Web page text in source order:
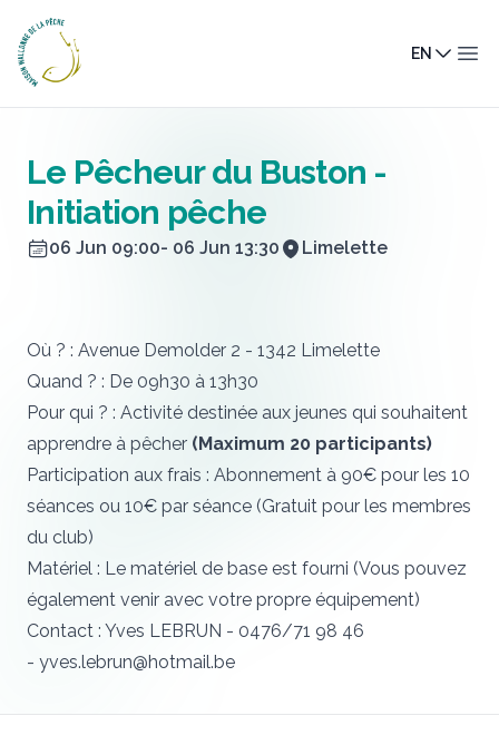
Maison Wallonne de la Pêche
EN
Le Pêcheur du Buston -
Initiation pêche
06 Jun 09:00- 06 Jun 13:30 Limelette
Où ? : Avenue Demolder 2 - 1342 Limelette
Quand ? : De 09h30 à 13h30
Pour qui ? : Activité destinée aux jeunes qui souhaitent
apprendre à pêcher (Maximum 20 participants)
Participation aux frais : Abonnement à 90€ pour les 10
séances ou 10€ par séance (Gratuit pour les membres
du club)
Matériel : Le matériel de base est fourni (Vous pouvez
également venir avec votre propre équipement)
Contact : Yves LEBRUN - 0476/71 98 46
- yves.lebrun@hotmail.be